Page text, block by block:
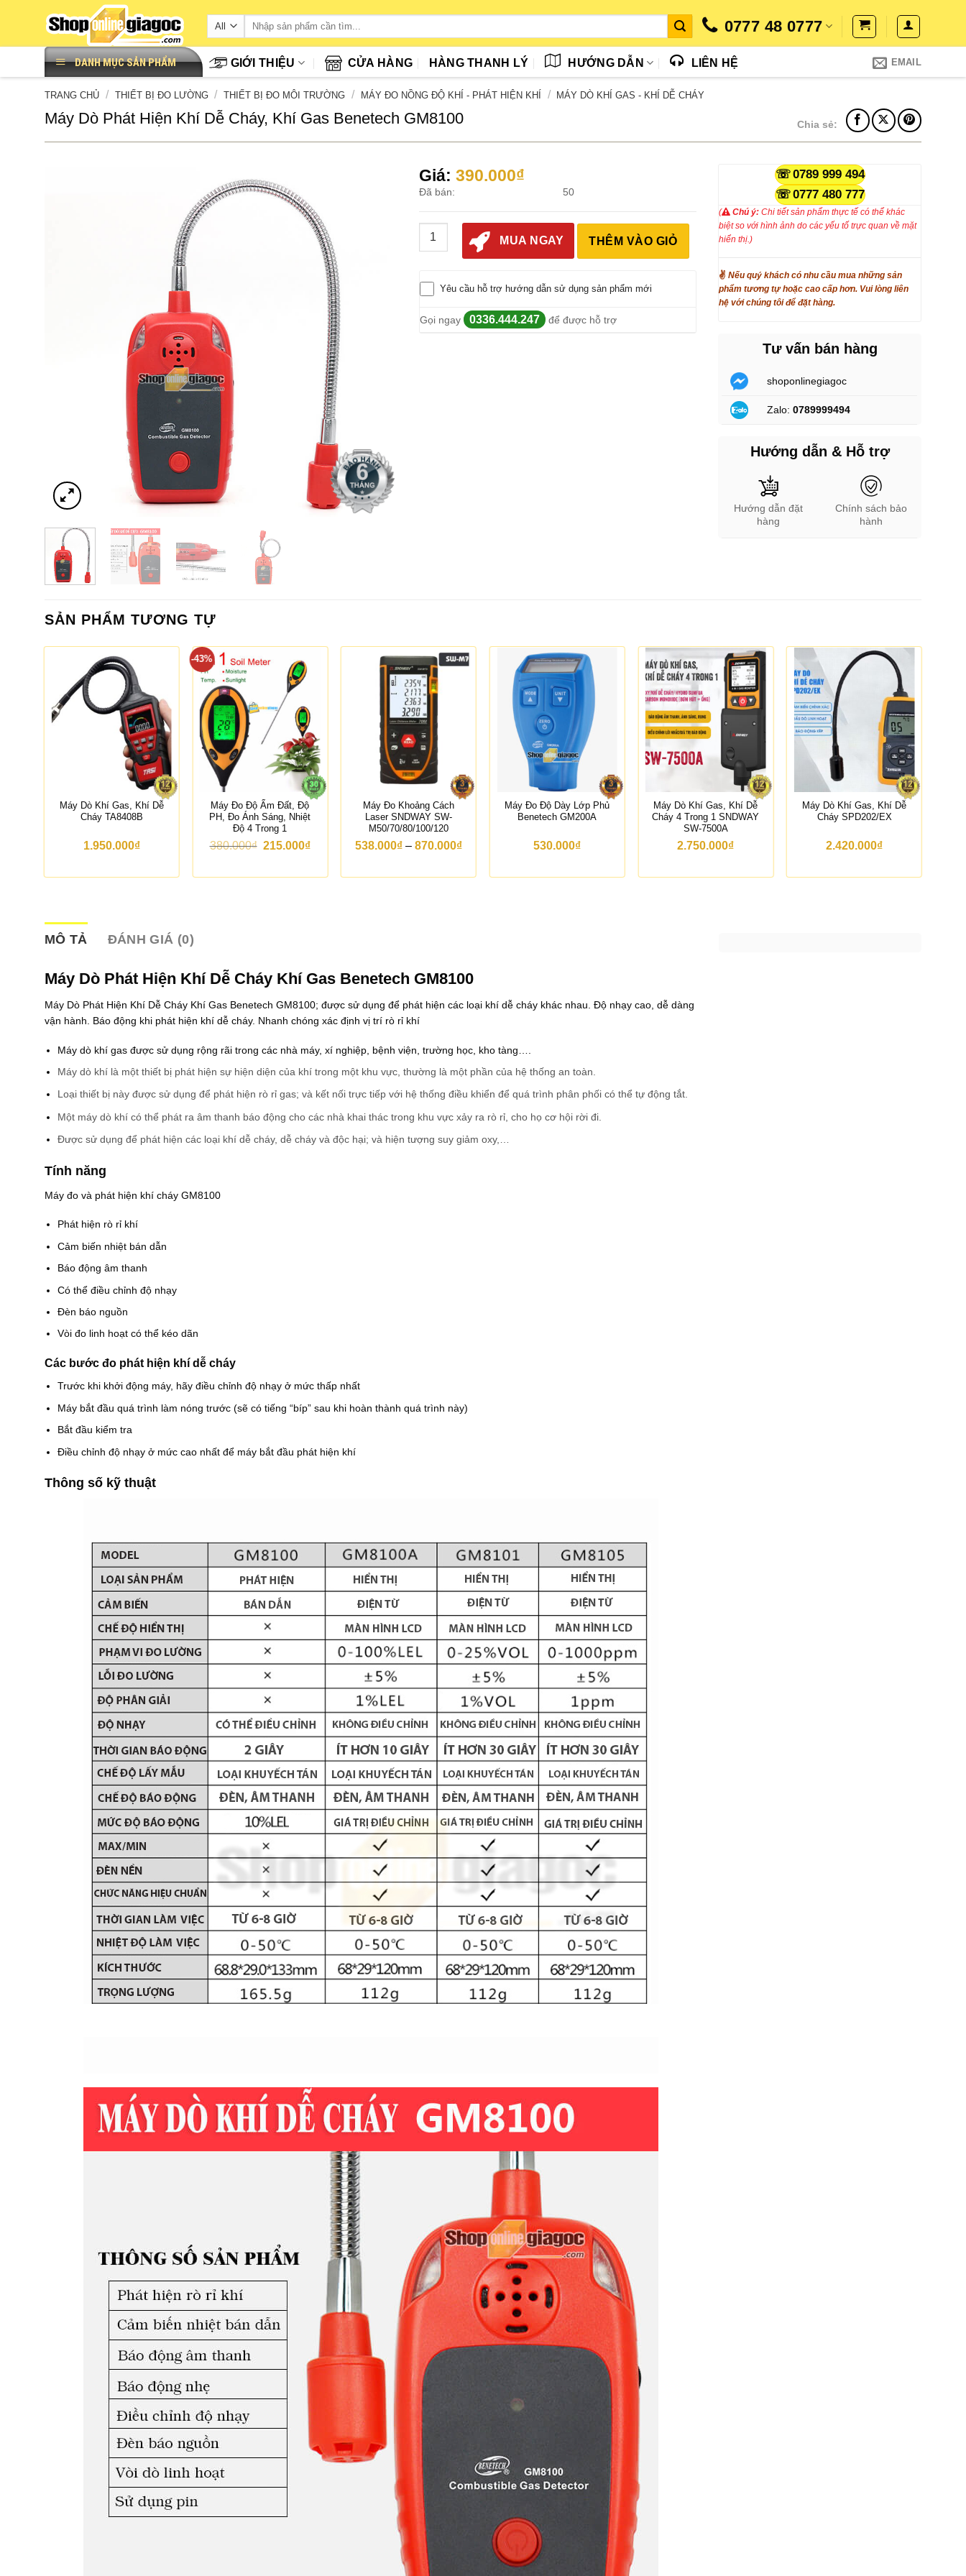
content
0777 48 0777
DANH MỤC SẢN PHẨM GIỚI THIỆU CỬA HÀNG HÀNG THANH LÝ HƯỚNG DẪN LIÊN HỆ EMAIL
TRANG CHỦ / THIẾT BỊ ĐO LƯỜNG / THIẾT BỊ ĐO MÔI TRƯỜNG / MÁY ĐO NỒNG ĐỘ KHÍ - PHÁT HIỆN KHÍ / MÁY DÒ KHÍ GAS - KHÍ DỄ CHÁY
Máy Dò Phát Hiện Khí Dễ Cháy, Khí Gas Benetech GM8100 Chia sẻ:
Giá: 390.000₫
Đã bán: 50
Máy Dò Phát Hiện Khí Dễ Cháy, Khí Gas Benetech GM8100 số lượng
MUA NGAY THÊM VÀO GIỎ
Yêu cầu hỗ trợ hướng dẫn sử dụng sản phẩm mới
Gọi ngay 0336.444.247 để được hỗ trợ
0789 999 494
0777 480 777
( Chú ý: Chi tiết sản phẩm thực tế có thể khác
biệt so với hình ảnh do các yếu tố trực quan về mặt
hiển thị.)
✌Nếu quý khách có nhu cầu mua những sản
phẩm tương tự hoặc cao cấp hơn. Vui lòng liên
hệ với chúng tôi để đặt hàng.
Tư vấn bán hàng
shoponlinegiagoc
Zalo: 0789999494
Hướng dẫn & Hỗ trợ
Hướng dẫn đặt
hàng
Chính sách bảo
hành
SẢN PHẨM TƯƠNG TỰ
Máy Dò Khí Gas, Khí Dễ
Cháy TA8408B
1.950.000₫
-43%
Máy Đo Độ Ẩm Đất, Độ
PH, Đo Ánh Sáng, Nhiệt
Độ 4 Trong 1
380.000₫ G
g
.
0
0
215.000₫G
h
à
:
1
5
0
₫
Máy Đo Khoảng Cách
Laser SNDWAY SW-
M50/70/80/100/120
538.000₫ – 870.000₫K
ả
ừ
5
8
0
đ
n
7
.
Máy Đo Độ Dày Lớp Phủ
Benetech GM200A
530.000₫
Máy Dò Khí Gas, Khí Dễ
Cháy 4 Trong 1 SNDWAY
SW-7500A
2.750.000₫
Máy Dò Khí Gas, Khí Dễ
Cháy SPD202/EX
2.420.000₫
MÔ TẢ ĐÁNH GIÁ (0)
Máy Dò Phát Hiện Khí Dễ Cháy Khí Gas Benetech GM8100
Máy Dò Phát Hiện Khí Dễ Cháy Khí Gas Benetech GM8100; được sử dụng để phát hiện các loại khí dễ cháy khác nhau. Độ nhạy cao, dễ dàng
vận hành. Báo động khi phát hiện khí dễ cháy. Nhanh chóng xác định vị trí rò rỉ khí
Máy dò khí gas được sử dụng rộng rãi trong các nhà máy, xí nghiệp, bệnh viện, trường học, kho tàng….
Máy dò khí là một thiết bị phát hiện sự hiện diện của khí trong một khu vực, thường là một phần của hệ thống an toàn.
Loại thiết bị này được sử dụng để phát hiện rò rỉ gas; và kết nối trực tiếp với hệ thống điều khiển để quá trình phân phối có thể tự động tắt.
Một máy dò khí có thể phát ra âm thanh báo động cho các nhà khai thác trong khu vực xảy ra rò rỉ, cho họ cơ hội rời đi.
Được sử dụng để phát hiện các loại khí dễ cháy, dễ cháy và độc hại; và hiện tượng suy giảm oxy,…
Tính năng
Máy đo và phát hiện khí cháy GM8100
Phát hiện rò rỉ khí
Cảm biến nhiệt bán dẫn
Báo động âm thanh
Có thể điều chỉnh độ nhạy
Đèn báo nguồn
Vòi đo linh hoạt có thể kéo dãn
Các bước đo phát hiện khí dễ cháy
Trước khi khởi động máy, hãy điều chỉnh độ nhạy ở mức thấp nhất
Máy bắt đầu quá trình làm nóng trước (sẽ có tiếng “bíp” sau khi hoàn thành quá trình này)
Bắt đầu kiểm tra
Điều chỉnh độ nhạy ở mức cao nhất để máy bắt đầu phát hiện khí
Thông số kỹ thuật